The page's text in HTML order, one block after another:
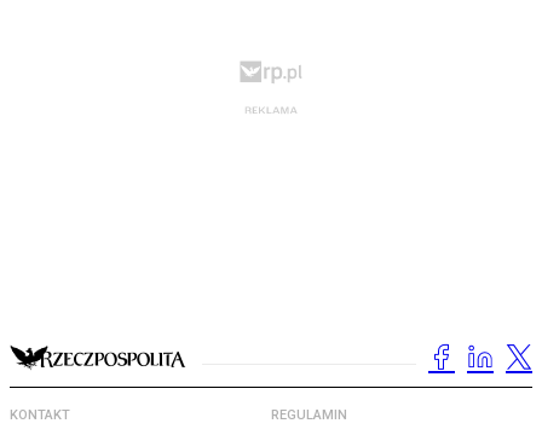
KONTAKT REGULAMIN